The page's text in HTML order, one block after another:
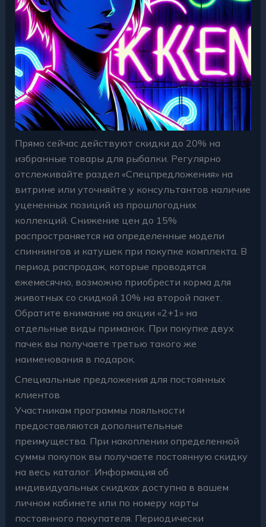
Прямо сейчас действуют скидки до 20% на
избранные товары для рыбалки. Регулярно
отслеживайте раздел «Спецпредложения» на
витрине или уточняйте у консультантов наличие
уцененных позиций из прошлогодних
коллекций. Снижение цен до 15%
распространяется на определенные модели
спиннингов и катушек при покупке комплекта. В
период распродаж, которые проводятся
ежемесячно, возможно приобрести корма для
животных со скидкой 10% на второй пакет.
Обратите внимание на акции «2+1» на
отдельные виды приманок. При покупке двух
пачек вы получаете третью такого же
наименования в подарок.
Специальные предложения для постоянных
клиентов
Участникам программы лояльности
предоставляются дополнительные
преимущества. При накоплении определенной
суммы покупок вы получаете постоянную скидку
на весь каталог. Информация об
индивидуальных скидках доступна в вашем
личном кабинете или по номеру карты
постоянного покупателя. Периодически